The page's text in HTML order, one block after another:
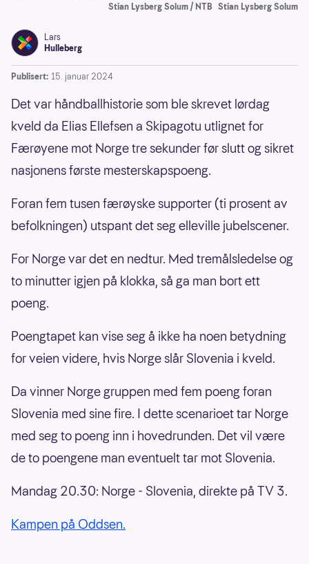
Stian Lysberg Solum / NTB Stian Lysberg Solum
Lars
Hulleberg
Publisert: 15. januar 2024
Det var håndballhistorie som ble skrevet lørdag
kveld da Elias Ellefsen a Skipagotu utlignet for
Færøyene mot Norge tre sekunder før slutt og sikret
nasjonens første mesterskapspoeng.
Foran fem tusen færøyske supporter (ti prosent av
befolkningen) utspant det seg elleville jubelscener.
For Norge var det en nedtur. Med tremålsledelse og
to minutter igjen på klokka, så ga man bort ett
poeng.
Poengtapet kan vise seg å ikke ha noen betydning
for veien videre, hvis Norge slår Slovenia i kveld.
Da vinner Norge gruppen med fem poeng foran
Slovenia med sine fire. I dette scenarioet tar Norge
med seg to poeng inn i hovedrunden. Det vil være
de to poengene man eventuelt tar mot Slovenia.
Mandag 20.30: Norge - Slovenia, direkte på TV 3.
Kampen på Oddsen.